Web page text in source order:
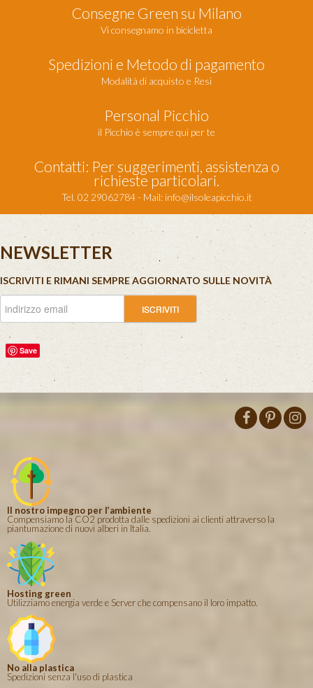
Consegne Green su Milano
Vi consegnamo in bicicletta
Spedizioni e Metodo di pagamento
Modalità di acquisto e Resi
Personal Picchio
il Picchio è sempre qui per te
Contatti: Per suggerimenti, assistenza o
richieste particolari.
Tel. 02 29062784 - Mail: info@ilsoleapicchio.it
NEWSLETTER
ISCRIVITI E RIMANI SEMPRE AGGIORNATO SULLE NOVITÀ
Save
Il nostro impegno per l’ambiente
Compensiamo la CO2 prodotta dalle spedizioni ai clienti attraverso la
piantumazione di nuovi alberi in Italia.
Hosting green
Utilizziamo energia verde e Server che compensano il loro impatto.
No alla plastica
Spedizioni senza l'uso di plastica